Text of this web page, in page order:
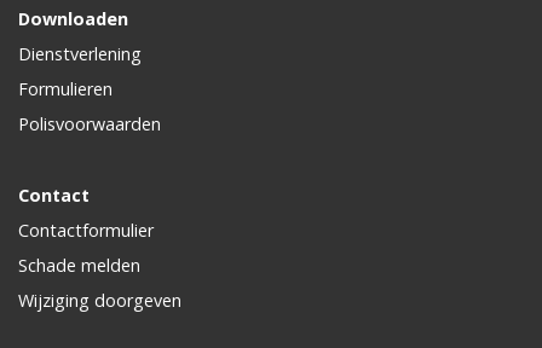
Downloaden
Dienstverlening
Formulieren
Polisvoorwaarden
Contact
Contactformulier
Schade melden
Wijziging doorgeven